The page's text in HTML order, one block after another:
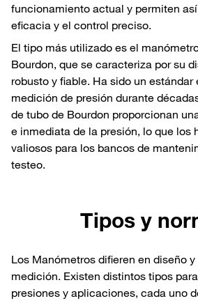
funcionamiento actual y permiten
eficacia y el control preciso.
El tipo más utilizado es el
Bourdon, que se caracteriza por su
robusto y fiable. Ha sido un
medición de presión durante
de tubo de Bourdon proporcionan
e inmediata de la presión, lo que los
valiosos para los bancos de
testeo.
Tipos y
Los Manómetros difieren en diseño
medición. Existen distintos tipos
presiones y aplicaciones, cada uno